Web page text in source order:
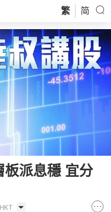
繁 简
板派息穩 宜分